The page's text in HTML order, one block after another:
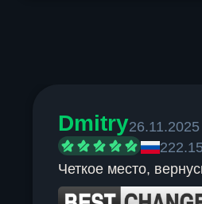
Dmitry
Четкое место,